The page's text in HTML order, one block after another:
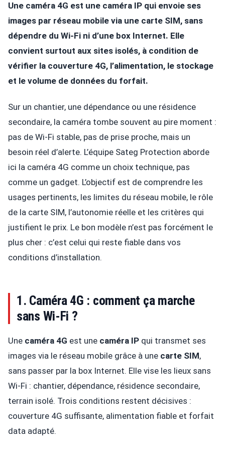
Une caméra 4G est une caméra IP qui envoie ses
images par réseau mobile via une carte SIM, sans
dépendre du Wi-Fi ni d’une box Internet. Elle
convient surtout aux sites isolés, à condition de
vérifier la couverture 4G, l’alimentation, le stockage
et le volume de données du forfait.
Sur un chantier, une dépendance ou une résidence
secondaire, la caméra tombe souvent au pire moment :
pas de Wi-Fi stable, pas de prise proche, mais un
besoin réel d’alerte. L’équipe Sateg Protection aborde
ici la caméra 4G comme un choix technique, pas
comme un gadget. L’objectif est de comprendre les
usages pertinents, les limites du réseau mobile, le rôle
de la carte SIM, l’autonomie réelle et les critères qui
justifient le prix. Le bon modèle n’est pas forcément le
plus cher : c’est celui qui reste fiable dans vos
conditions d’installation.
1. Caméra 4G : comment ça marche
sans Wi-Fi ?
Une caméra 4G est une caméra IP qui transmet ses
images via le réseau mobile grâce à une carte SIM,
sans passer par la box Internet. Elle vise les lieux sans
Wi-Fi : chantier, dépendance, résidence secondaire,
terrain isolé. Trois conditions restent décisives :
couverture 4G suffisante, alimentation fiable et forfait
data adapté.